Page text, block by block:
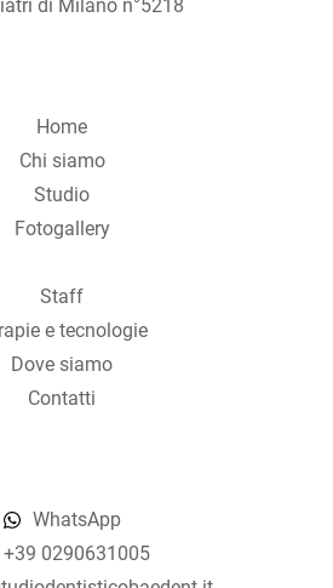
di Milano n°5218
Home
Chi siamo
Studio
Fotogallery
Staff
e tecnologie
Dove siamo
Contatti
WhatsApp
+39 0290631005